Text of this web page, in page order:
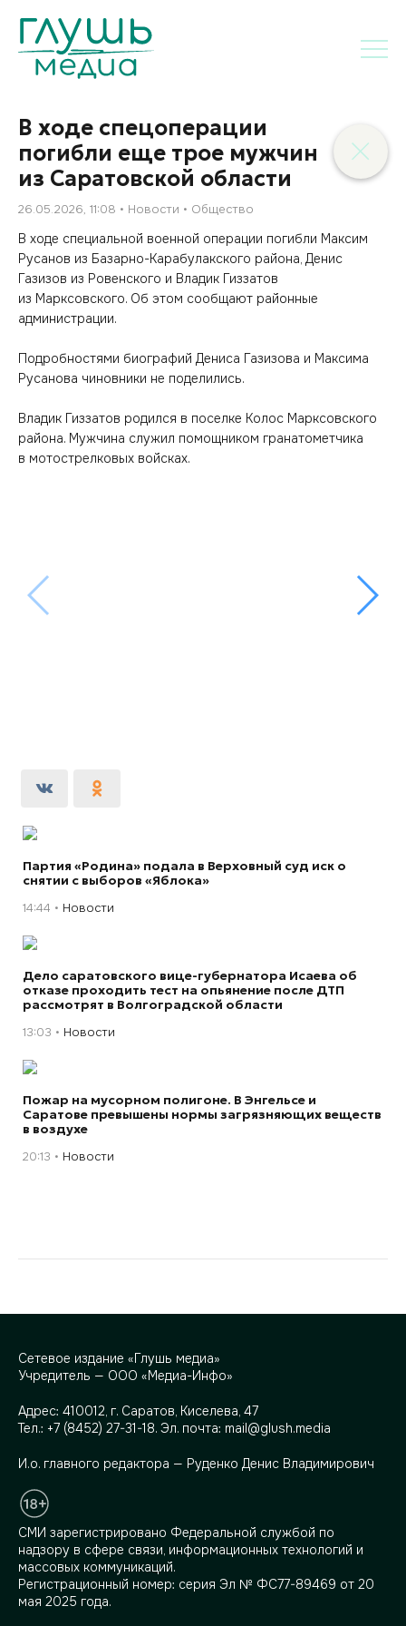
В ходе спецоперации
погибли еще трое мужчин
из Саратовской области
26.05.2026, 11:08 Новости Общество
В ходе специальной военной операции погибли Максим
Русанов из Базарно-Карабулакского района, Денис
Газизов из Ровенского и Владик Гиззатов
из Марксовского. Об этом сообщают районные
администрации.
Подробностями биографий Дениса Газизова и Максима
Русанова чиновники не поделились.
Владик Гиззатов родился в поселке Колос Марксовского
района. Мужчина служил помощником гранатометчика
в мотострелковых войсках.
Партия «Родина» подала в Верховный суд иск о
снятии с выборов «Яблока»
14:44 Новости
Дело саратовского вице-губернатора Исаева об
отказе проходить тест на опьянение после ДТП
рассмотрят в Волгоградской области
13:03 Новости
Пожар на мусорном полигоне. В Энгельсе и
Саратове превышены нормы загрязняющих веществ
в воздухе
20:13 Новости
Сетевое издание «Глушь медиа»
Учредитель — ООО «Медиа-Инфо»
Адрес: 410012, г. Саратов, Киселева, 47
Тел.: +7 (8452) 27-31-18. Эл. почта: mail@glush.media
И.о. главного редактора — Руденко Денис Владимирович
СМИ зарегистрировано Федеральной службой по
надзору в сфере связи, информационных технологий и
массовых коммуникаций.
Регистрационный номер: серия Эл № ФС77-89469 от 20
мая 2025 года.